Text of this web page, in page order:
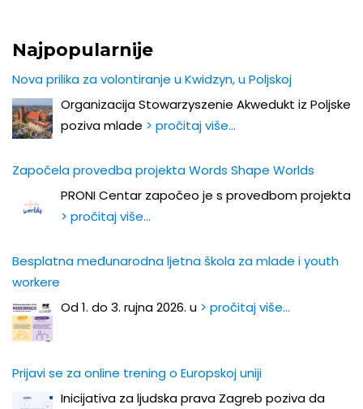
Najpopularnije
Nova prilika za volontiranje u Kwidzyn, u Poljskoj
Organizacija Stowarzyszenie Akwedukt iz Poljske
poziva mlade > pročitaj više…
Započela provedba projekta Words Shape Worlds
PRONI Centar započeo je s provedbom projekta
> pročitaj više…
Besplatna međunarodna ljetna škola za mlade i youth
workere
Od 1. do 3. rujna 2026. u > pročitaj više…
Prijavi se za online trening o Europskoj uniji
Inicijativa za ljudska prava Zagreb poziva da